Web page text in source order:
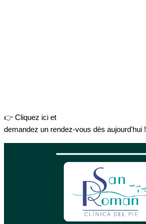
👉 Cliquez ici et
demandez un rendez-vous dès aujourd'hui !